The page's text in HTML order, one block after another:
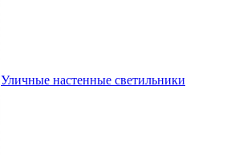
Уличные настенные светильники